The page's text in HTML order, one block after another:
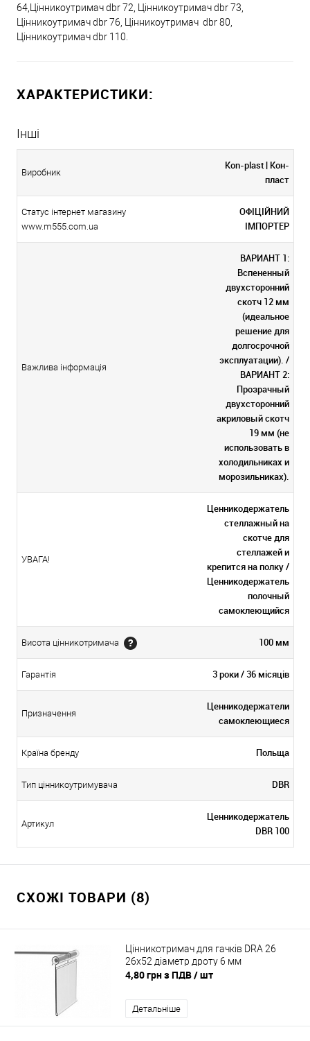
64,Цінникоутримач dbr 72, Цінникоутримач dbr 73,
Цінникоутримач dbr 76, Цінникоутримач dbr 80,
Цінникоутримач dbr 110.
ХАРАКТЕРИСТИКИ:
Інші
Виробник
Kon-plast | Кон-
пласт
Статус інтернет магазину
www.m555.com.ua
ОФІЦІЙНИЙ
ІМПОРТЕР
Важлива інформація
ВАРИАНТ 1:
Вспененный
двухсторонний
скотч 12 мм
(идеальное
решение для
долгосрочной
эксплуатации). /
ВАРИАНТ 2:
Прозрачный
двухсторонний
акриловый скотч
19 мм (не
использовать в
холодильниках и
морозильниках).
УВАГА!
Ценникодержатель
стеллажный на
скотче для
стеллажей и
крепится на полку /
Ценникодержатель
полочный
самоклеющийся
Висота цінникотримача 100 мм
Гарантія 3 роки / 36 місяців
Призначення
Ценникодержатели
самоклеющиеся
Країна бренду Польща
Тип цінникоутримувача DBR
Артикул
Ценникодержатель
DBR 100
СХОЖІ ТОВАРИ (8)
Цінникотримач для гачків DRA 26
26x52 діаметр дроту 6 мм
4,80 грн з ПДВ/ шт
Детальніше